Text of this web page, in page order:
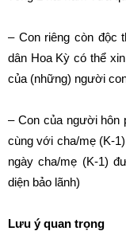
– Con riêng còn độc
dân Hoa Kỳ có thể
của (những) người
– Con của người hôn
cùng với cha/mẹ (K-
ngày cha/mẹ (K-1)
diện bảo lãnh)
Lưu ý quan trọng